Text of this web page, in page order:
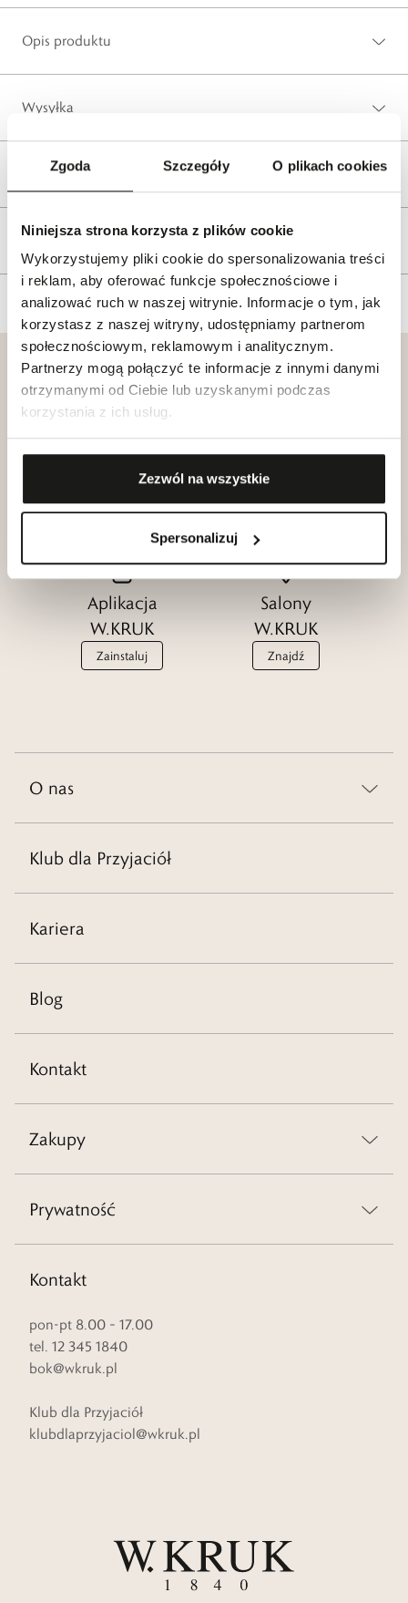
Zgoda Szczegóły O plikach cookies
Niniejsza strona korzysta z plików cookie
Wykorzystujemy pliki cookie do spersonalizowania treści
i reklam, aby oferować funkcje społecznościowe i
analizować ruch w naszej witrynie. Informacje o tym, jak
korzystasz z naszej witryny, udostępniamy partnerom
społecznościowym, reklamowym i analitycznym.
Partnerzy mogą połączyć te informacje z innymi danymi
otrzymanymi od Ciebie lub uzyskanymi podczas
korzystania z ich usług.
Zezwól na wszystkie
Spersonalizuj
Opis produktu
Wysyłka
Reklamacje i zwroty
Tagi
Klub dla
Przyjaciół
W.KRUK
Dołącz
W.KRUK
Zobacz
Aplikacja
W.KRUK
Zainstaluj
Salony
W.KRUK
Znajdź
O nas
Klub dla Przyjaciół
Kariera
Blog
Kontakt
Zakupy
Prywatność
Kontakt
pon-pt 8.00 – 17.00
tel. 12 345 1840
bok@wkruk.pl
Klub dla Przyjaciół
klubdlaprzyjaciol@wkruk.pl